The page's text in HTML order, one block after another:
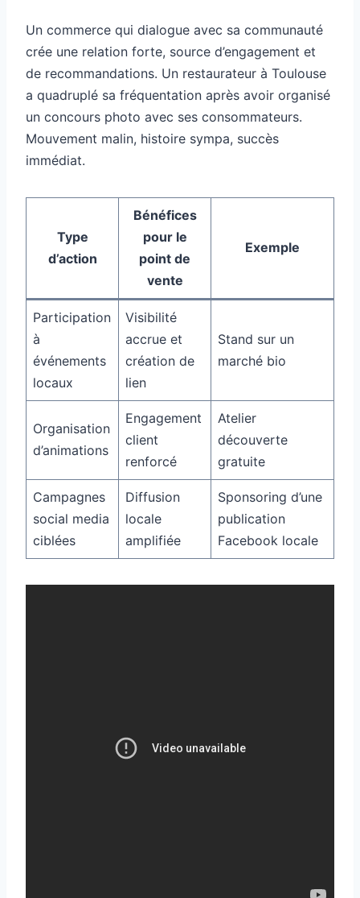
Un commerce qui dialogue avec sa communauté
crée une relation forte, source d’engagement et
de recommandations. Un restaurateur à Toulouse
a quadruplé sa fréquentation après avoir organisé
un concours photo avec ses consommateurs.
Mouvement malin, histoire sympa, succès
immédiat.
Type
d’action
Bénéfices
pour le
point de
vente
Exemple
Participation
à
événements
locaux
Visibilité
accrue et
création de
lien
Stand sur un
marché bio
Organisation
d’animations
Engagement
client
renforcé
Atelier
découverte
gratuite
Campagnes
social media
ciblées
Diffusion
locale
amplifiée
Sponsoring d’une
publication
Facebook locale